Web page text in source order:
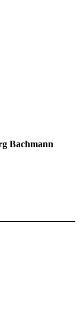
Bachmann